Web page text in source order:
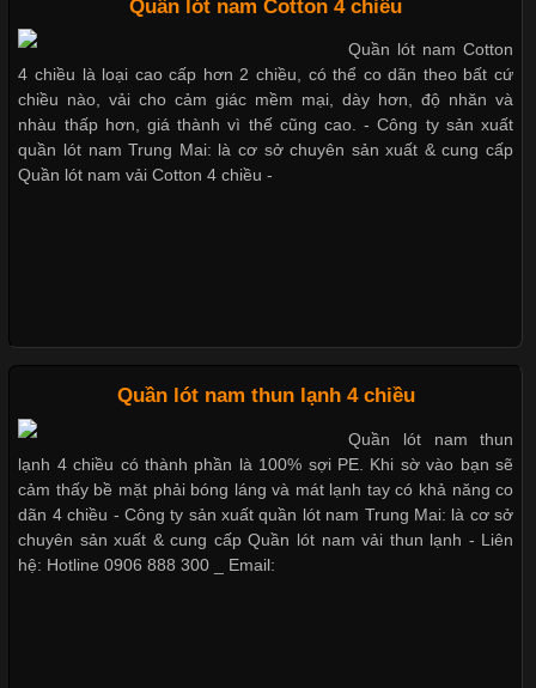
Cập nhật 2026-06-01 14:23:34
Trong môi trường kinh doanh hiện đại, việc xây dựng hình ảnh
chuyên nghiệp đóng vai trò quan trọng đối với sự phát triển của
doanh nghiệp. Một trong những giải pháp hiệu quả được nhiều
Chất Liệu Lycra Có Gì Đặc Biệt Trong Ngành Thời Trang?
Vải Lycra Là Gì? Chất Liệu Co Giãn Được Ưa Chuộng Trong
Ngành May Mặc Trong ngành thời trang hiện đại, các loại vải có
khả năng co giãn tốt ngày càng được ưa chuộng nhằm mang lại
cảm giác thoải mái cho người mặc. Trong đó, vải Lycra là một
trong những chất liệu nổi bật nhờ độ đàn hồi cao,
Xu hướng thời trang trẻ và quần lót nam giá sỉ
Giặt và bảo quản quần lót nam đúng cách
Bộ sưu tập quần lót nam Boxer TpHCM
Quần lót nam boxer thun lạnh
Quần lót nam Cotton 4 chiều
Quần lót nam Cotton
4 chiều là loại cao cấp hơn 2 chiều, có thể co dãn theo bất cứ
chiều nào, vải cho cảm giác mềm mại, dày hơn, độ nhăn và
nhàu thấp hơn, giá thành vì thế cũng cao. - Công ty sản xuất
quần lót nam Trung Mai: là cơ sở chuyên sản xuất & cung cấp
Quần lót nam vải Cotton 4 chiều -
Quần lót nam thun lạnh 4 chiều
Quần lót nam thun
lạnh 4 chiều có thành phần là 100% sợi PE. Khi sờ vào bạn sẽ
cảm thấy bề mặt phải bóng láng và mát lạnh tay có khả năng co
dãn 4 chiều - Công ty sản xuất quần lót nam Trung Mai: là cơ sở
chuyên sản xuất & cung cấp Quần lót nam vải thun lạnh - Liên
hệ: Hotline 0906 888 300 _ Email: